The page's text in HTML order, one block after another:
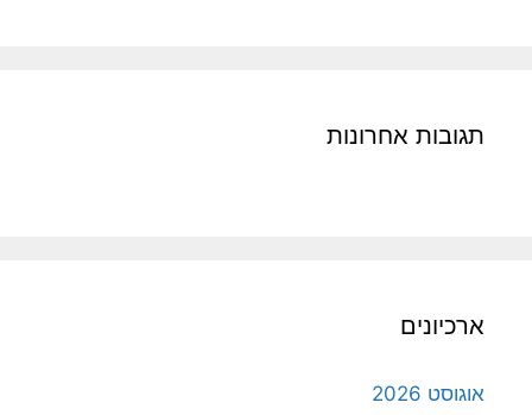
תגובות אחרונות
ארכיונים
אוגוסט 2026